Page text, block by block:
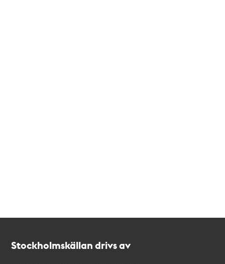
Stockholmskällan drivs av